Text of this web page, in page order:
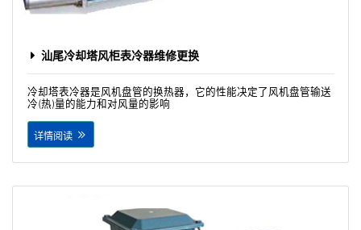
汕尾冷却塔风柜表冷器维修更换
冷却塔表冷器是风机盘管的换热器，它的性能决定了风机盘管输送
冷(热)量的能力和对风量的影响
详情阅读